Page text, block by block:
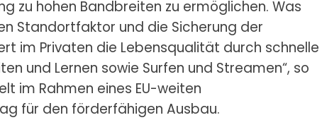
zu hohen Bandbreiten zu ermöglichen. Was
Standortfaktor und die Sicherung der
im Privaten die Lebensqualität durch schnelle
und Lernen sowie Surfen und Streamen“, so
im Rahmen eines EU-weiten
für den förderfähigen Ausbau.